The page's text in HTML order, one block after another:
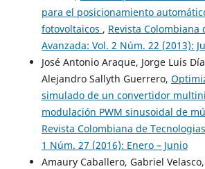
para el posicionamiento
fotovoltaicos , Revista Colombiana
Avanzada: Vol. 2 Núm. 22 (2013):
José Antonio Araque, Jorge Luis
Alejandro Sallyth Guerrero,
simulado de un convertidor
modulación PWM sinusoidal de
Revista Colombiana de
1 Núm. 27 (2016): Enero – Junio
Amaury Caballero, Gabriel